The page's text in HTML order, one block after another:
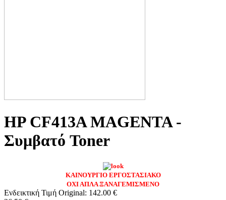
HP CF413A MAGENTA -
Συμβατό Toner
ΚΑΙΝΟΥΡΓΙΟ ΕΡΓΟΣΤΑΣΙΑΚΟ
ΟΧΙ ΑΠΛΑ ΞΑΝΑΓΕΜΙΣΜΕΝΟ
Ενδεικτική Τιμή Original: 142.00 €